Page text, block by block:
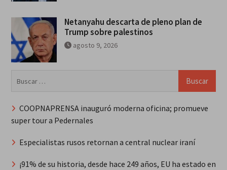
Netanyahu descarta de pleno plan de
Trump sobre palestinos
agosto 9, 2026
COOPNAPRENSA inauguró moderna oficina; promueve
super tour a Pedernales
Especialistas rusos retornan a central nuclear iraní
¡91% de su historia, desde hace 249 años, EU ha estado en